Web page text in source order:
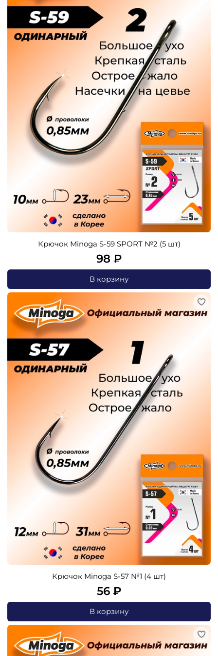
Крючок Minoga S-59 SPORT №2 (5 шт)
98 ₽
В корзину
Крючок Minoga S-57 №1 (4 шт)
56 ₽
В корзину